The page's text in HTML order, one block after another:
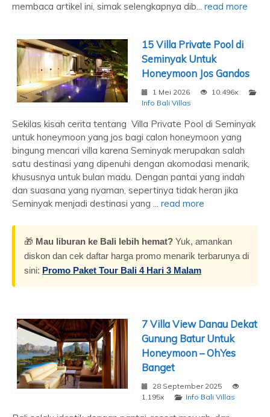
membaca artikel ini, simak selengkapnya dib... read more
15 Villa Private Pool di
Seminyak Untuk
Honeymoon Jos Gandos
1 Mei 2026
10.496x
Info Bali Villas
Sekilas kisah cerita tentang Villa Private Pool di Seminyak
untuk honeymoon yang jos bagi calon honeymoon yang
bingung mencari villa karena Seminyak merupakan salah
satu destinasi yang dipenuhi dengan akomodasi menarik,
khususnya untuk bulan madu. Dengan pantai yang indah
dan suasana yang nyaman, sepertinya tidak heran jika
Seminyak menjadi destinasi yang ... read more
🎁 Mau liburan ke Bali lebih hemat? Yuk, amankan
diskon dan cek daftar harga promo menarik terbarunya di
sini: Promo Paket Tour Bali 4 Hari 3 Malam
7 Villa View Danau Dekat
Gunung Batur Untuk
Honeymoon – OhYes
Banget
28 September 2025
1.195x
Info Bali Villas